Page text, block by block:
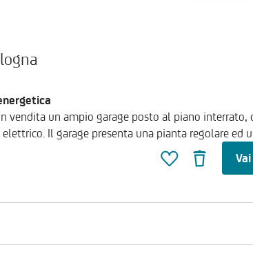
vendita un ampio garage posto al piano interrato,
ed un'altezza
è possibile chiamare il numero verde di